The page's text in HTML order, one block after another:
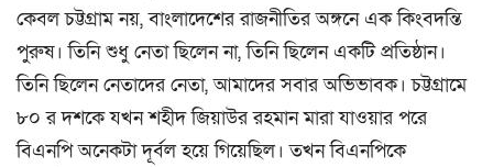
কেবল চট্টগ্রাম নয়, বাংলাদেশের রাজনীতির অঙ্গনে এক কিংবদন্তি
পুরুষ। তিনি শুধু নেতা ছিলেন না, তিনি ছিলেন একটি প্রতিষ্ঠান।
তিনি ছিলেন নেতাদের নেতা, আমাদের সবার অভিভাবক। চট্টগ্রামে
৮০ র দশকে যখন শহীদ জিয়াউর রহমান মারা যাওয়ার পরে
বিএনপি অনেকটা দূর্বল হয়ে গিয়েছিল। তখন বিএনপিকে